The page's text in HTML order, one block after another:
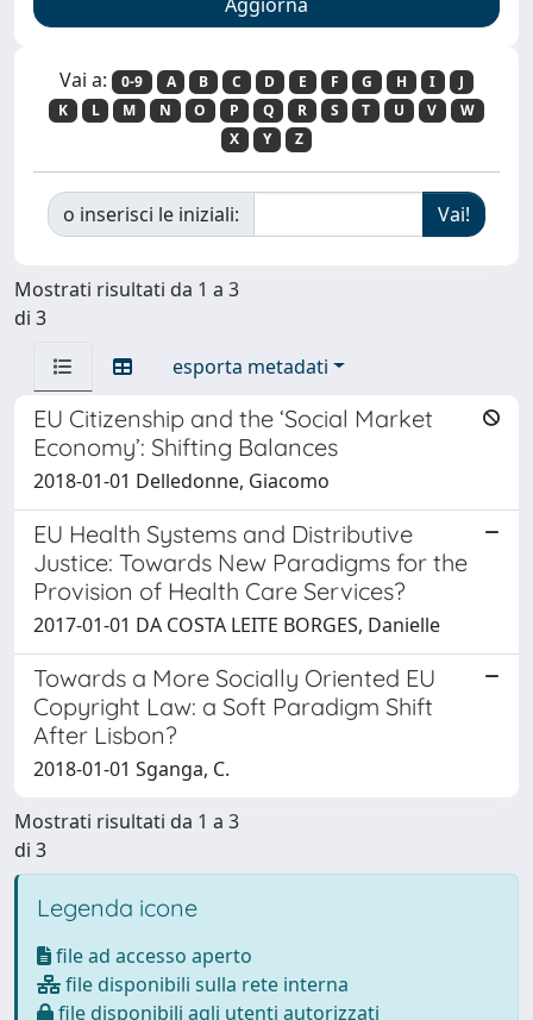
Vai a: 0-9 A B C D E F G H I
J
K
L M N O P Q R S T U V
W
X
Y Z
o inserisci le iniziali:
Mostrati risultati da 1 a 3
di 3
esporta metadati
EU Citizenship and the ‘Social Market
Economy’: Shifting Balances
2018-01-01 Delledonne, Giacomo
EU Health Systems and Distributive
Justice: Towards New Paradigms for the
Provision of Health Care Services?
2017-01-01 DA COSTA LEITE BORGES, Danielle
Towards a More Socially Oriented EU
Copyright Law: a Soft Paradigm Shift
After Lisbon?
2018-01-01 Sganga, C.
Mostrati risultati da 1 a 3
di 3
Legenda icone
file ad accesso aperto
file disponibili sulla rete interna
file disponibili agli utenti autorizzati